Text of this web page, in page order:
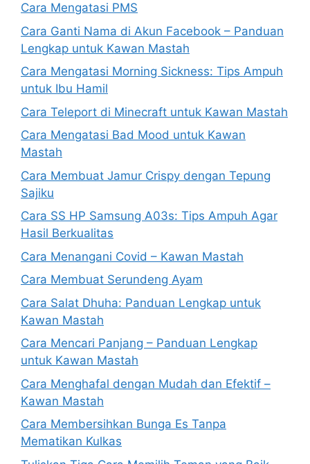
Cara Mengatasi PMS
Cara Ganti Nama di Akun Facebook – Panduan
Lengkap untuk Kawan Mastah
Cara Mengatasi Morning Sickness: Tips Ampuh
untuk Ibu Hamil
Cara Teleport di Minecraft untuk Kawan Mastah
Cara Mengatasi Bad Mood untuk Kawan
Mastah
Cara Membuat Jamur Crispy dengan Tepung
Sajiku
Cara SS HP Samsung A03s: Tips Ampuh Agar
Hasil Berkualitas
Cara Menangani Covid – Kawan Mastah
Cara Membuat Serundeng Ayam
Cara Salat Dhuha: Panduan Lengkap untuk
Kawan Mastah
Cara Mencari Panjang – Panduan Lengkap
untuk Kawan Mastah
Cara Menghafal dengan Mudah dan Efektif –
Kawan Mastah
Cara Membersihkan Bunga Es Tanpa
Mematikan Kulkas